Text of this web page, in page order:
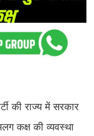
की राज्य में सरकार
कक्ष की व्यवस्था